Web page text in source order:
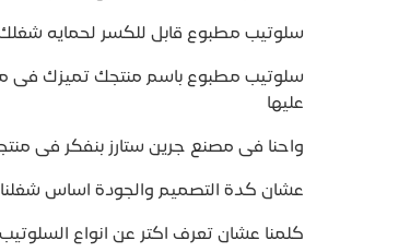
سلوتيب مطبوع قابل للكسر لحمايه شغلك و
سلوتيب مطبوع باسم منتجك تميزك فى
عليها
واحنا فى مصنع جرين ستارز بنفكر فى
عشان كدة التصميم والجودة اساس
كلمنا عشان تعرف اكتر عن انواع